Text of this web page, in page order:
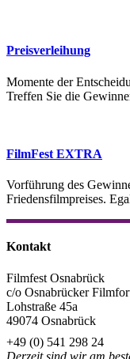
Preisverleihung
Momente der
Treffen Sie die
FilmFest EXTRA
Vorführung des
Friedensfilmpreises.
Kontakt
Filmfest Osnabrück
c/o Osnabrücker
Lohstraße 45a
49074 Osnabrück
+49 (0) 541 298 24
Derzeit sind wir am